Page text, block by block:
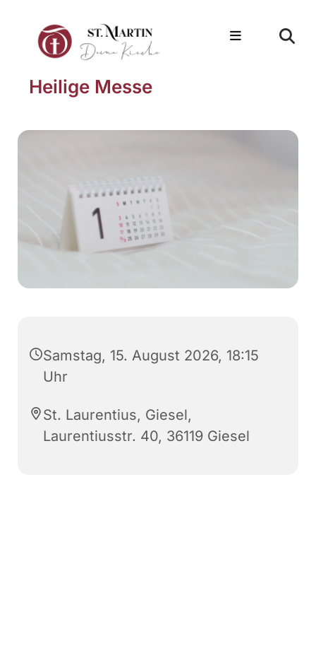
Heilige Messe
Samstag, 15. August 2026, 18:15
Uhr
St. Laurentius, Giesel,
Laurentiusstr. 40, 36119 Giesel